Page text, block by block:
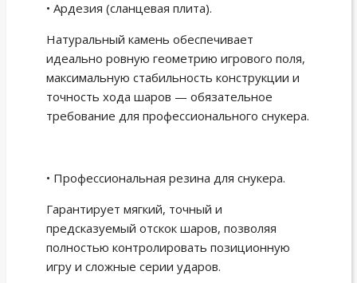
• Ардезия (сланцевая плита).
Натуральный камень обеспечивает
идеально ровную геометрию игрового поля,
максимальную стабильность конструкции и
точность хода шаров — обязательное
требование для профессионального снукера.
• Профессиональная резина для снукера.
Гарантирует мягкий, точный и
предсказуемый отскок шаров, позволяя
полностью контролировать позиционную
игру и сложные серии ударов.